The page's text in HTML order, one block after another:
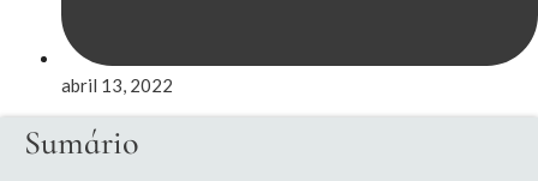
abril 13, 2022
Sumário